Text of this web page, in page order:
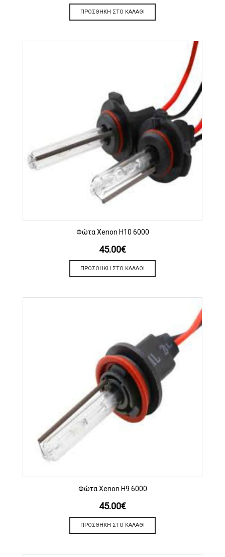
ΠΡΟΣΘΉΚΗ ΣΤΟ ΚΑΛΆΘΙ
Φώτα Xenon H10 6000
45.00€
ΠΡΟΣΘΉΚΗ ΣΤΟ ΚΑΛΆΘΙ
Φώτα Xenon H9 6000
45.00€
ΠΡΟΣΘΉΚΗ ΣΤΟ ΚΑΛΆΘΙ